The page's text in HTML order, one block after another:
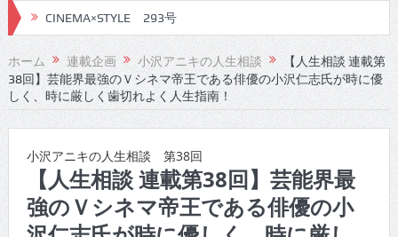
CINEMA×STYLE 293号
CINEMA×STYLE 292号
CINEMA×STYLE 291号
CINEMA×STYLE 290号
CINEMA×STYLE 289号
CINEMA×STYLE 288号
CINEMA×STYLE 287号
ホーム 連載企画 小沢アニキの人生相談
【人生相談 連載第
38回】芸能界最強のＶシネマ帝王である俳優の小沢仁志氏が時に優
しく、時に厳しく歯切れよく人生指南！
小沢アニキの人生相談 第38回
【人生相談 連載第38回】芸能界最
強のＶシネマ帝王である俳優の小